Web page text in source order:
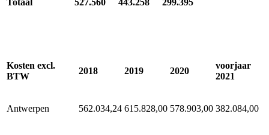
Totaal 527.560 443.258 299.395
Kosten excl.
BTW
2018 2019 2020
voorjaar
2021
Antwerpen 562.034,24 615.828,00 578.903,00 382.084,00